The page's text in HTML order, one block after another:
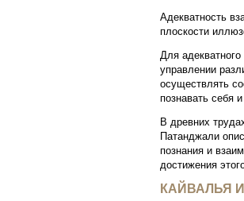
Адекватность
плоскости
Для
управлении
осуществлять
познавать себя
В древних
Патанджали
познания и
достижения
КАЙВАЛЬЯ